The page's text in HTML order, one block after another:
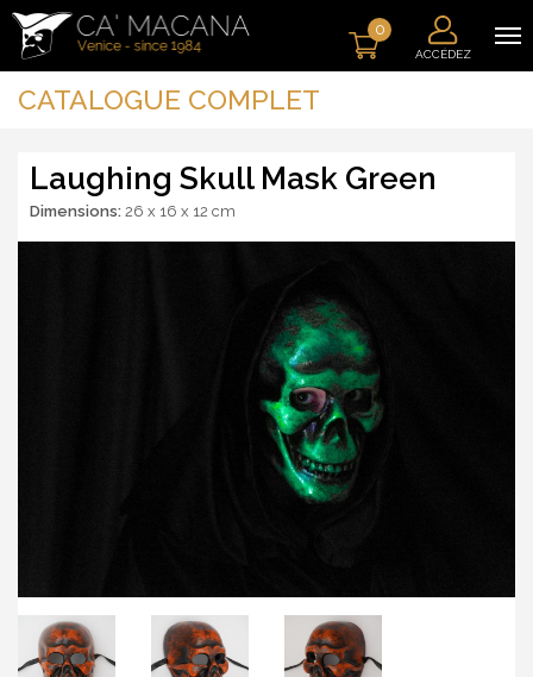
0
ACCÉDEZ
CATALOGUE COMPLET
Laughing Skull Mask Green
Dimensions: 26 x 16 x 12 cm